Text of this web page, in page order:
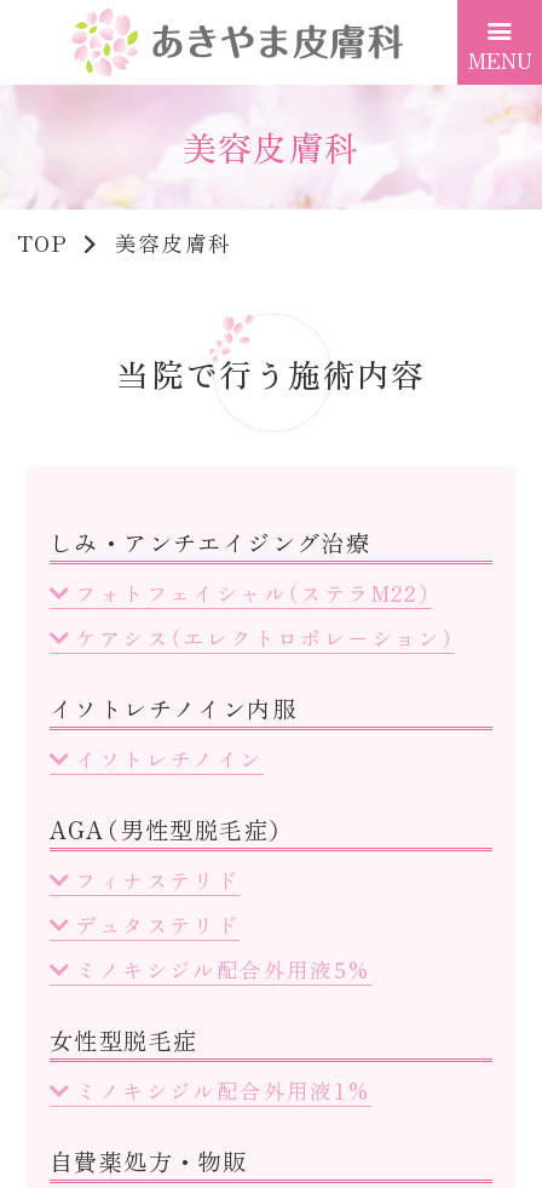
美容皮膚科
TOP 美容皮膚科
当院で行う施術内容
しみ・アンチエイジング治療
フォトフェイシャル（ステラM22）
ケアシス（エレクトロポレーション）
イソトレチノイン内服
イソトレチノイン
AGA（男性型脱毛症）
フィナステリド
デュタステリド
ミノキシジル配合外用液5%
女性型脱毛症
ミノキシジル配合外用液1%
自費薬処方・物販